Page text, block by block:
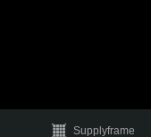
Supplyframe